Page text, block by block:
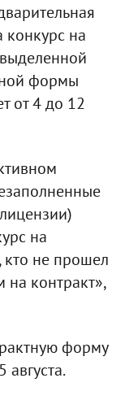
конкурс на
формы
от 4 до 12
на
не прошел
на контракт»,
форму
августа.